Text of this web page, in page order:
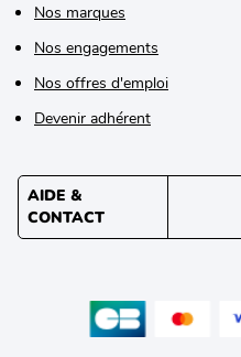
Nos marques
Nos engagements
Nos offres d'emploi
Devenir adhérent
AIDE &
CONTACT